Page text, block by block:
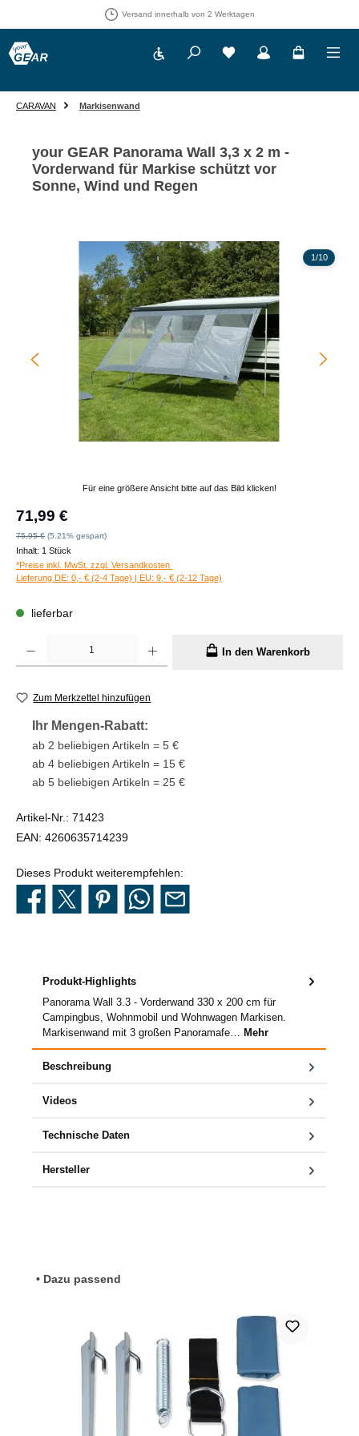
Versand innerhalb von 2 Werktagen
Werkzeugleiste anzeigenDu hast 0 Produkte auf
CARAVAN Markisenwand
your GEAR Panorama Wall 3,3 x 2 m -
Vorderwand für Markise schützt vor
Sonne, Wind und Regen
Bildergalerie überspringen
Für eine größere Ansicht bitte auf das Bild klicken!
1/10
Verkaufspreis:
71,99 €
Regulärer Preis:
75,95 € (5.21% gespart)
Inhalt: 1 Stück
*Preise inkl. MwSt. zzgl. Versandkosten
Lieferung DE: 0,- € (2-4 Tage) | EU: 9,- € (2-12 Tage)
lieferbar
In den Warenkorb
Zum Merkzettel hinzufügen
Ihr Mengen-Rabatt:
ab 2 beliebigen Artikeln = 5 €
ab 4 beliebigen Artikeln = 15 €
ab 5 beliebigen Artikeln = 25 €
Artikel-Nr.: 71423
EAN: 4260635714239
Dieses Produkt weiterempfehlen:
Produkt-Highlights
Panorama Wall 3.3 - Vorderwand 330 x 200 cm für
Campingbus, Wohnmobil und Wohnwagen Markisen.
Markisenwand mit 3 großen Panoramafe… Mehr
Beschreibung
Videos
Technische Daten
Hersteller
Produktgalerie überspringen
• Dazu passend